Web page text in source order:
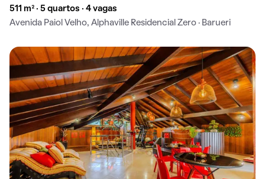
511 m² · 5 quartos · 4 vagas
Avenida Paiol Velho, Alphaville Residencial Zero · Barueri